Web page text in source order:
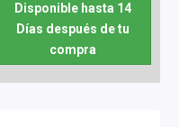
Disponible hasta 14
Días después de tu
compra